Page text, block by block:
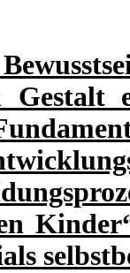
Gestalt